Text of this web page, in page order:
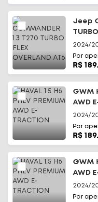
Jeep
2024/
Por
R$
GWM
AWD
2024/
Por
R$
GWM
AWD
2024/
Por